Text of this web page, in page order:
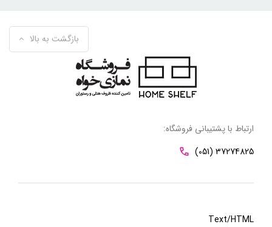
در استفاده از سرویس قابلمه تابان باید به نکاتی مانند عدم
استفاده از ابزار شستشویی خشن، عدم استفاده از چاقو و
ابزار‌های تیز برای خوردن غذا در داخل قابلمه، نپر کردن قابلمه،
عدم گذاشتن قابلمه روی شعله با حرارت شدید و عدم استفاده از
سطوح نیمه تغییر شده برای پخت غذا توجه کرد.
بازگشت به بالا
ارتباط با پشتیبانی فروشگاه:
(051) 37274825
Text/HTML